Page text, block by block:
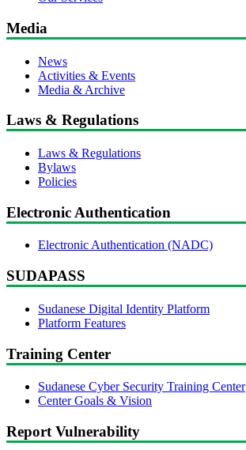
Media
News
Activities & Events
Media & Archive
Laws & Regulations
Laws & Regulations
Bylaws
Policies
Electronic Authentication
Electronic Authentication (NADC)
SUDAPASS
Sudanese Digital Identity Platform
Platform Features
Training Center
Sudanese Cyber Security Training Center
Center Goals & Vision
Report Vulnerability